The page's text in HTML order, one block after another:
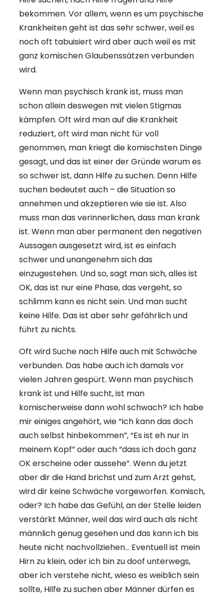
bekommen. Vor allem, wenn es um psychische
Krankheiten geht ist das sehr schwer, weil es
noch oft tabuisiert wird aber auch weil es mit
ganz komischen Glaubenssätzen verbunden
wird.
Wenn man psychisch krank ist, muss man
schon allein deswegen mit vielen Stigmas
kämpfen. Oft wird man auf die Krankheit
reduziert, oft wird man nicht für voll
genommen, man kriegt die komischsten Dinge
gesagt, und das ist einer der Gründe warum es
so schwer ist, dann Hilfe zu suchen. Denn Hilfe
suchen bedeutet auch – die Situation so
annehmen und akzeptieren wie sie ist. Also
muss man das verinnerlichen, dass man krank
ist. Wenn man aber permanent den negativen
Aussagen ausgesetzt wird, ist es einfach
schwer und unangenehm sich das
einzugestehen. Und so, sagt man sich, alles ist
OK, das ist nur eine Phase, das vergeht, so
schlimm kann es nicht sein. Und man sucht
keine Hilfe. Das ist aber sehr gefährlich und
führt zu nichts.
Oft wird Suche nach Hilfe auch mit Schwäche
verbunden. Das habe auch ich damals vor
vielen Jahren gespürt. Wenn man psychisch
krank ist und Hilfe sucht, ist man
komischerweise dann wohl schwach? Ich habe
mir einiges angehört, wie “Ich kann das doch
auch selbst hinbekommen”, “Es ist eh nur in
meinem Kopf” oder auch “dass ich doch ganz
OK erscheine oder aussehe”. Wenn du jetzt
aber dir die Hand brichst und zum Arzt gehst,
wird dir keine Schwäche vorgeworfen. Komisch,
oder? Ich habe das Gefühl, an der Stelle leiden
verstärkt Männer, weil das wird auch als nicht
männlich genug gesehen und das kann ich bis
heute nicht nachvollziehen… Eventuell ist mein
Hirn zu klein, oder ich bin zu doof unterwegs,
aber ich verstehe nicht, wieso es weiblich sein
sollte, Hilfe zu suchen aber Männer dürfen es